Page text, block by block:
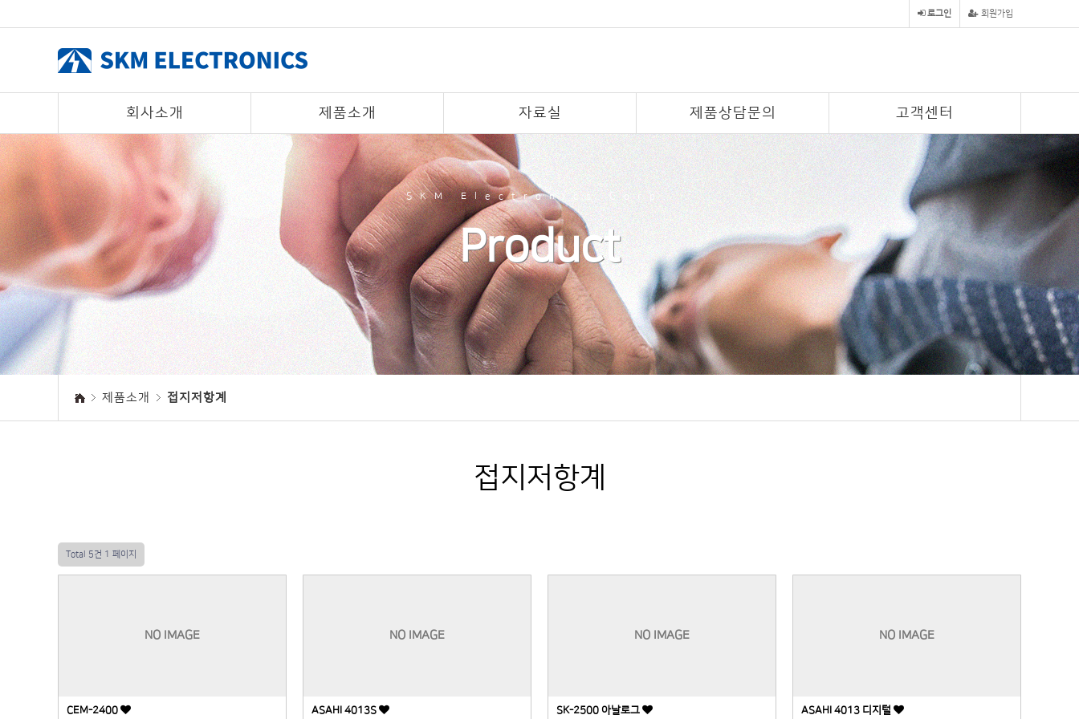
회원가입
로그인
회사소개 제품소개 자료실 제품상담문의 고객센터
SKM Electronics Corp.
Product
제품소개 접지저항계
접지저항계
Total 5건 1 페이지
NO IMAGE
CEM-2400
NO IMAGE
ASAHI 4013S
NO IMAGE
SK-2500 아날로그
NO IMAGE
ASAHI 4013 디지털